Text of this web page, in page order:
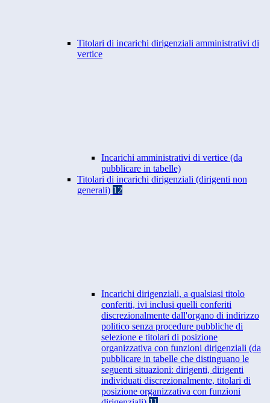
Titolari di incarichi dirigenziali amministrativi di
vertice
Incarichi amministrativi di vertice (da
pubblicare in tabelle)
Titolari di incarichi dirigenziali (dirigenti non
generali) 12
Incarichi dirigenziali, a qualsiasi titolo
conferiti, ivi inclusi quelli conferiti
discrezionalmente dall'organo di indirizzo
politico senza procedure pubbliche di
selezione e titolari di posizione
organizzativa con funzioni dirigenziali (da
pubblicare in tabelle che distinguano le
seguenti situazioni: dirigenti, dirigenti
individuati discrezionalmente, titolari di
posizione organizzativa con funzioni